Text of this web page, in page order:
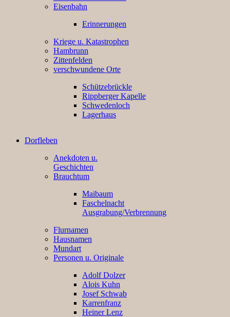
Eisenbahn
Erinnerungen
Kriege u. Katastrophen
Hambrunn
Zittenfelden
verschwundene Orte
Schützebrückle
Rippberger Kapelle
Schwedenloch
Lagerhaus
Dorfleben
Anekdoten u.
Geschichten
Brauchtum
Maibaum
Faschelnacht
Ausgrabung/Verbrennung
Flurnamen
Hausnamen
Mundart
Personen u. Originale
Adolf Dolzer
Alois Kuhn
Josef Schwab
Karrenfranz
Heiner Lenz